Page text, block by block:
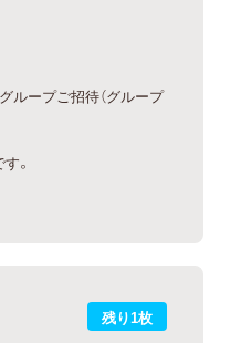
ループご招待（グループ
。
残り1枚